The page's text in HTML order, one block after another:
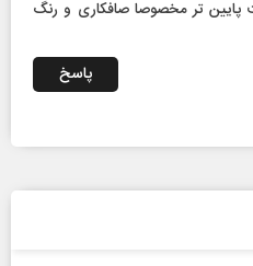
پایین تر مخصوصا صافكاری و رنگ
پاسخ